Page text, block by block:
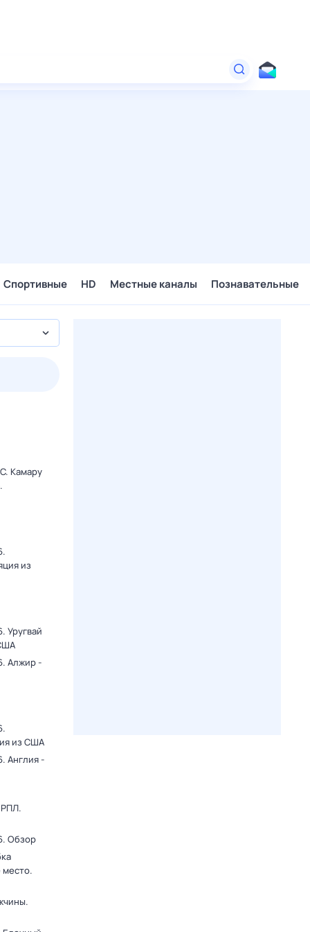
Спортивные HD Местные каналы Познавательные
Камару
из
Уругвай
Алжир -
из США
Англия -
Обзор